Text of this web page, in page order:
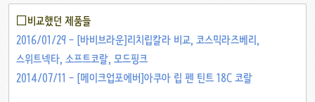
□비교했던 제품들
2016/01/29 - [바비브라운]리치립칼라 비교, 코스믹라즈베리,
스위트넥타, 소프트코랄, 모드핑크
2014/07/11 - [메이크업포에버]아쿠아 립 펜 틴트 18C 코랄